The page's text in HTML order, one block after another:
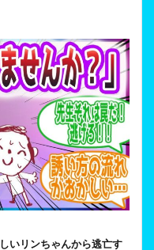
いリンちゃんから逃亡す